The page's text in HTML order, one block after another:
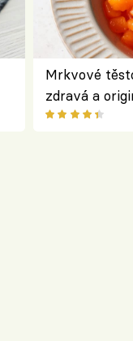
Mrkvové
zdravá a
klasiky